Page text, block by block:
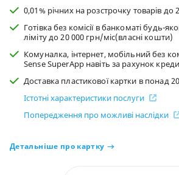
0,01% річних на розстрочку товарів до
Готівка без комісії в банкоматі будь-
ліміту до 20 000 грн/міс(власні кошти)
Комуналка, інтернет, мобільний без
Sense SuperApp навіть за рахунок
Доставка пластикової картки в понад
Істотні характеристики послуги
Попередження про можливі наслідки
Детальніше про картку